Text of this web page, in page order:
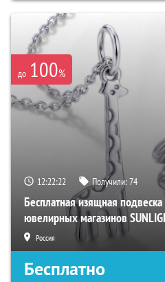
до 100%
12:22:21 Получили:74
Бесплатная изящная
ювелирных магазинов
Россия
Бесплатно